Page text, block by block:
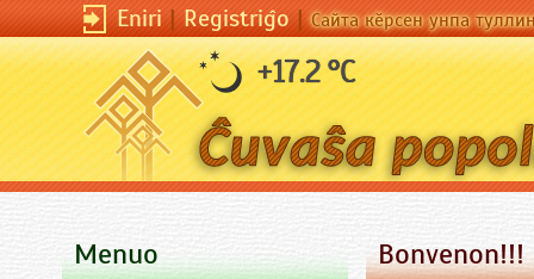
Eniri|Registriĝo|Сайта кӗрсен унпа
+17.2 °C
Bonvenon!!!
Menuo